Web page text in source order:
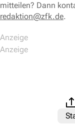
mitteilen? Dann
redaktion@zfk.de.